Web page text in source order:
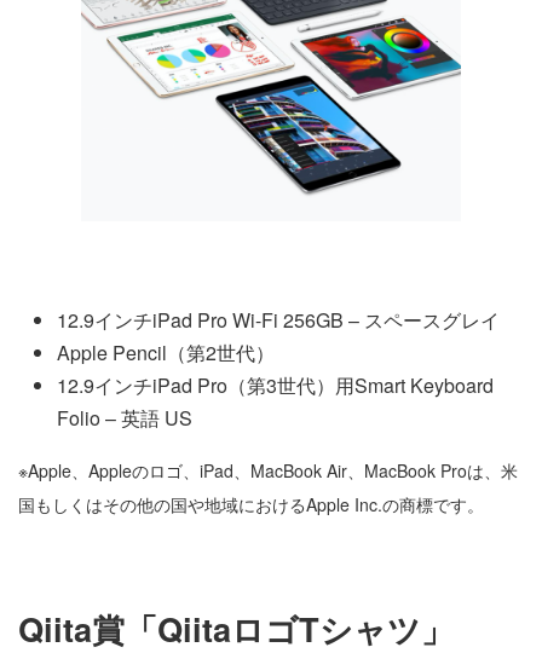
12.9インチiPad Pro Wi-Fi 256GB – スペースグレイ
Apple Pencil（第2世代）
12.9インチiPad Pro（第3世代）用Smart Keyboard
Folio – 英語 US
※Apple、Appleのロゴ、iPad、MacBook Air、MacBook Proは、米
国もしくはその他の国や地域におけるApple Inc.の商標です。
Qiita賞「QiitaロゴTシャツ」